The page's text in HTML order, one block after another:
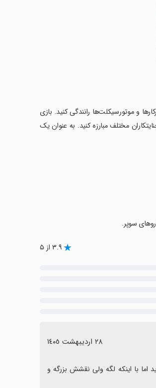
با ۵۰ نوع وسیله نقلیه از جمله سوپرکارها و موتورسیکلت‌ها رانندگی کنید. بازی
مختلف مبارزه کنید. به عنوان یک
سوپر.
۳.۹ از ۵
٢٨ اردیبهشت ١٤٠٥